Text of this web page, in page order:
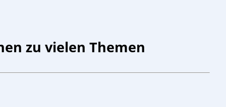
zu vielen Themen